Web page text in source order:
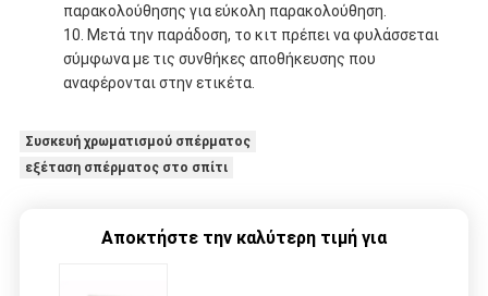
παρακολούθησης για εύκολη παρακολούθηση.
Μετά την παράδοση, το κιτ πρέπει να φυλάσσεται
σύμφωνα με τις συνθήκες αποθήκευσης που
αναφέρονται στην ετικέτα.
Συσκευή χρωματισμού σπέρματος
εξέταση σπέρματος στο σπίτι
Αποκτήστε την καλύτερη τιμή για